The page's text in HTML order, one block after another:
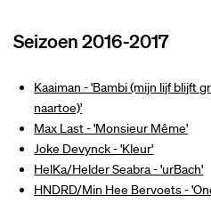
Seizoen 2016-2017
Kaaiman - 'Bambi (mijn lijf blijft
naartoe)'
Max Last - 'Monsieur Même'
Joke Devynck - 'Kleur'
HelKa/Helder Seabra - 'urBach'
HNDRD/Min Hee Bervoets -